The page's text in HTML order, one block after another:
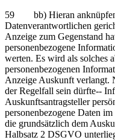
59 bb) Hieran
Datenverantwortlichen
Anzeige zum Gegenstand
personenbezogene
werten. Es wird als solches
personenbezogenen
Anzeige Auskunft verlangt.
der Regelfall sein dürfte‑‑
Auskunftsantragsteller
personenbezogene Daten
die grundsätzlich dem
Halbsatz 2 DSGVO